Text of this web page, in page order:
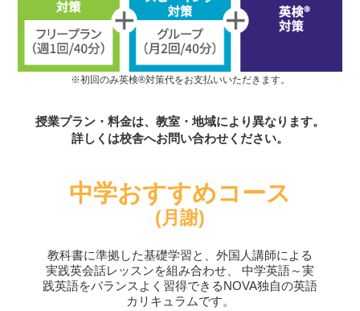
※初回のみ英検®対策代をお支払いいただきます。
授業プラン・料金は、教室・地域により異なります。
詳しくは校舎へお問い合わせください。
中学おすすめコース
(月謝)
教科書に準拠した基礎学習と、外国人講師による
実践英会話レッスンを組み合わせ、
中学英語～実
践英語をバランスよく習得できるNOVA独自の英語
カリキュラムです。